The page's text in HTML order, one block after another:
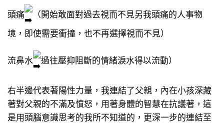
頭痛
（開始敢面對過去視而不見另我頭痛的人事物
境，即使需要衝撞，也不再選擇視而不見）
流鼻水 過往壓抑阻斷的情緒淚水得以流動）
右半邊代表著陽性力量，我連結了父親，內在小孩深藏
著對父親的不滿及憤怒，用著身體的智慧在抗議著，這
是用頭腦意識思考的我所不知道的，更深一步的連結至